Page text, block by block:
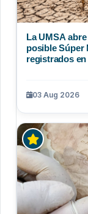
La UMSA
posible Súper
registrados
03 Aug 2026